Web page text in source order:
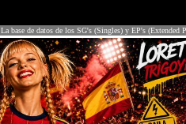
La base de datos de los SG's (Singles) y EP's (Extended